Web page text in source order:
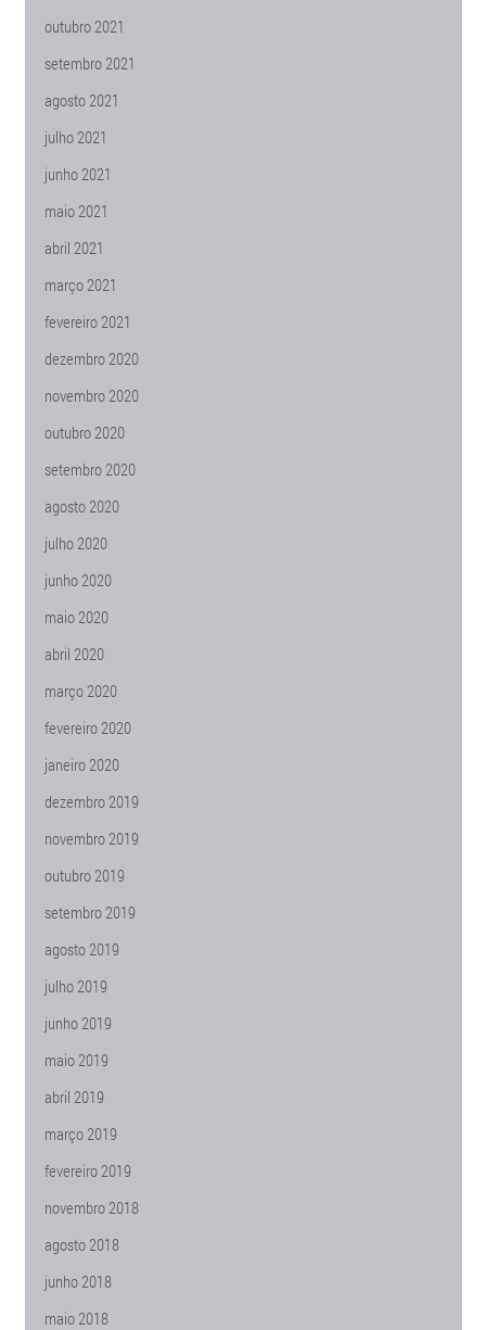
outubro 2021
setembro 2021
agosto 2021
julho 2021
junho 2021
maio 2021
abril 2021
março 2021
fevereiro 2021
dezembro 2020
novembro 2020
outubro 2020
setembro 2020
agosto 2020
julho 2020
junho 2020
maio 2020
abril 2020
março 2020
fevereiro 2020
janeiro 2020
dezembro 2019
novembro 2019
outubro 2019
setembro 2019
agosto 2019
julho 2019
junho 2019
maio 2019
abril 2019
março 2019
fevereiro 2019
novembro 2018
agosto 2018
junho 2018
maio 2018